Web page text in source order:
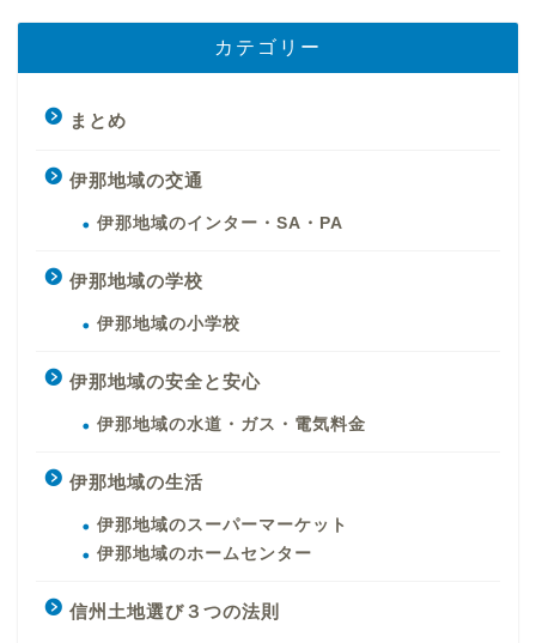
カテゴリー
まとめ
伊那地域の交通
伊那地域のインター・SA・PA
伊那地域の学校
伊那地域の小学校
伊那地域の安全と安心
伊那地域の水道・ガス・電気料金
伊那地域の生活
伊那地域のスーパーマーケット
伊那地域のホームセンター
信州土地選び３つの法則